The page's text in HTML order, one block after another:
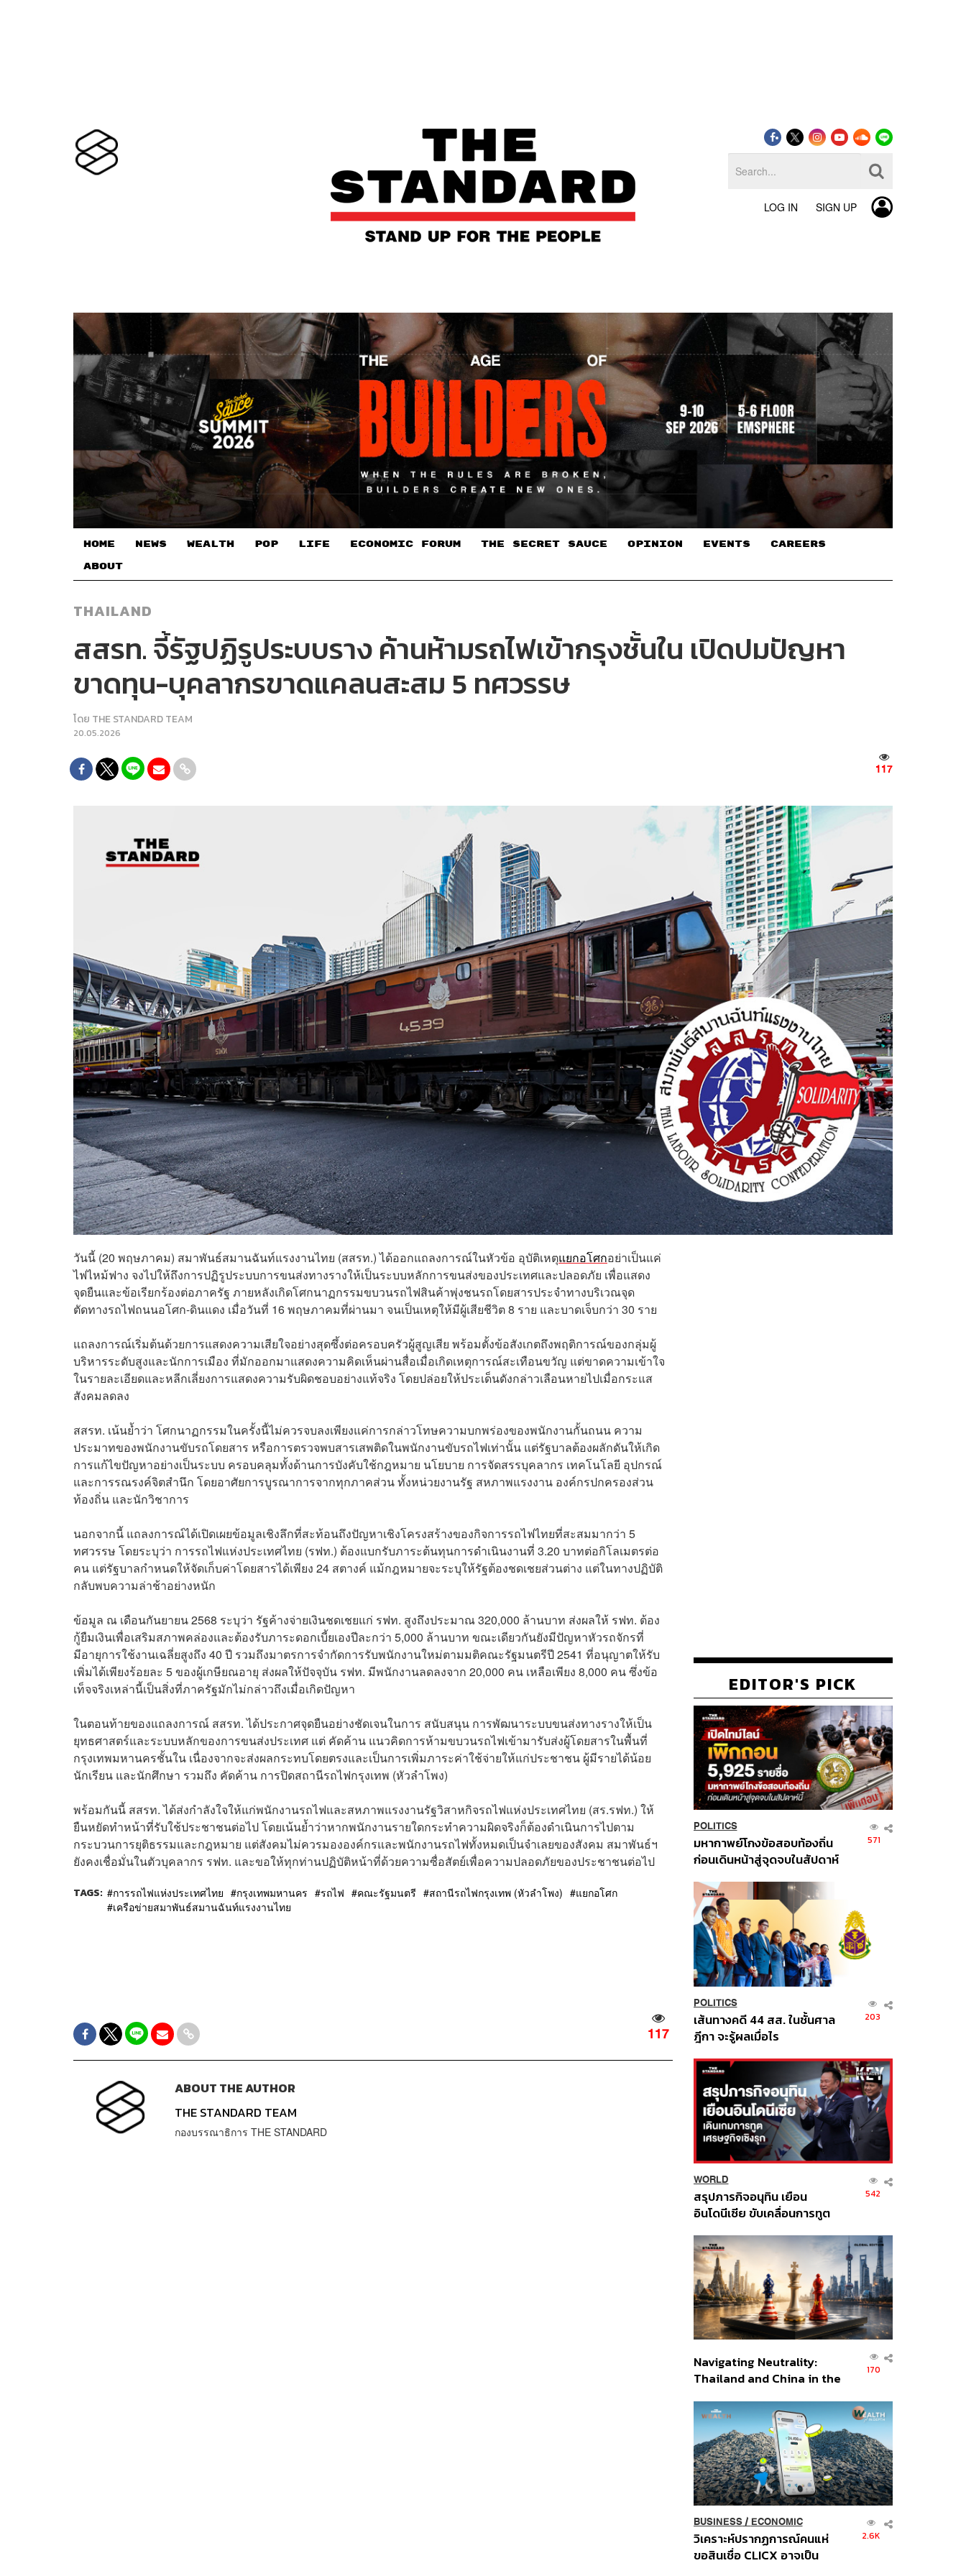
LOG IN SIGN UP
HOME NEWS WEALTH POP LIFE ECONOMIC FORUM THE SECRET SAUCE​ OPINION EVENTS CAREERS
ABOUT
THAILAND
สสรท. จี้รัฐปฏิรูประบบราง ค้านห้ามรถไฟเข้ากรุงชั้นใน เปิดปมปัญหา
ขาดทุน-บุคลากรขาดแคลนสะสม 5 ทศวรรษ
โดย THE STANDARD TEAM
20.05.2026
117
วันนี้ (20 พฤษภาคม) สมาพันธ์สมานฉันท์แรงงานไทย (สสรท.) ได้ออกแถลงการณ์ในหัวข้อ อุบัติเหตุแยกอโศกอย่าเป็นแค่
ไฟไหม้ฟาง จงไปให้ถึงการปฏิรูประบบการขนส่งทางรางให้เป็นระบบหลักการขนส่งของประเทศและปลอดภัย เพื่อแสดง
จุดยืนและข้อเรียกร้องต่อภาครัฐ ภายหลังเกิดโศกนาฏกรรมขบวนรถไฟสินค้าพุ่งชนรถโดยสารประจำทางบริเวณจุด
ตัดทางรถไฟถนนอโศก-ดินแดง เมื่อวันที่ 16 พฤษภาคมที่ผ่านมา จนเป็นเหตุให้มีผู้เสียชีวิต 8 ราย และบาดเจ็บกว่า 30 ราย
แถลงการณ์เริ่มต้นด้วยการแสดงความเสียใจอย่างสุดซึ้งต่อครอบครัวผู้สูญเสีย พร้อมตั้งข้อสังเกตถึงพฤติการณ์ของกลุ่มผู้
บริหารระดับสูงและนักการเมือง ที่มักออกมาแสดงความคิดเห็นผ่านสื่อเมื่อเกิดเหตุการณ์สะเทือนขวัญ แต่ขาดความเข้าใจ
ในรายละเอียดและหลีกเลี่ยงการแสดงความรับผิดชอบอย่างแท้จริง โดยปล่อยให้ประเด็นดังกล่าวเลือนหายไปเมื่อกระแส
สังคมลดลง
สสรท. เน้นย้ำว่า โศกนาฏกรรมในครั้งนี้ไม่ควรจบลงเพียงแค่การกล่าวโทษความบกพร่องของพนักงานกั้นถนน ความ
ประมาทของพนักงานขับรถโดยสาร หรือการตรวจพบสารเสพติดในพนักงานขับรถไฟเท่านั้น แต่รัฐบาลต้องผลักดันให้เกิด
การแก้ไขปัญหาอย่างเป็นระบบ ครอบคลุมทั้งด้านการบังคับใช้กฎหมาย นโยบาย การจัดสรรบุคลากร เทคโนโลยี อุปกรณ์
และการรณรงค์จิตสำนึก โดยอาศัยการบูรณาการจากทุกภาคส่วน ทั้งหน่วยงานรัฐ สหภาพแรงงาน องค์กรปกครองส่วน
ท้องถิ่น และนักวิชาการ
นอกจากนี้ แถลงการณ์ได้เปิดเผยข้อมูลเชิงลึกที่สะท้อนถึงปัญหาเชิงโครงสร้างของกิจการรถไฟไทยที่สะสมมากว่า 5
ทศวรรษ โดยระบุว่า การรถไฟแห่งประเทศไทย (รฟท.) ต้องแบกรับภาระต้นทุนการดำเนินงานที่ 3.20 บาทต่อกิโลเมตรต่อ
คน แต่รัฐบาลกำหนดให้จัดเก็บค่าโดยสารได้เพียง 24 สตางค์ แม้กฎหมายจะระบุให้รัฐต้องชดเชยส่วนต่าง แต่ในทางปฏิบัติ
กลับพบความล่าช้าอย่างหนัก
ข้อมูล ณ เดือนกันยายน 2568 ระบุว่า รัฐค้างจ่ายเงินชดเชยแก่ รฟท. สูงถึงประมาณ 320,000 ล้านบาท ส่งผลให้ รฟท. ต้อง
กู้ยืมเงินเพื่อเสริมสภาพคล่องและต้องรับภาระดอกเบี้ยเองปีละกว่า 5,000 ล้านบาท ขณะเดียวกันยังมีปัญหาหัวรถจักรที่
มีอายุการใช้งานเฉลี่ยสูงถึง 40 ปี รวมถึงมาตรการจำกัดการรับพนักงานใหม่ตามมติคณะรัฐมนตรีปี 2541 ที่อนุญาตให้รับ
เพิ่มได้เพียงร้อยละ 5 ของผู้เกษียณอายุ ส่งผลให้ปัจจุบัน รฟท. มีพนักงานลดลงจาก 20,000 คน เหลือเพียง 8,000 คน ซึ่งข้อ
เท็จจริงเหล่านี้เป็นสิ่งที่ภาครัฐมักไม่กล่าวถึงเมื่อเกิดปัญหา
ในตอนท้ายของแถลงการณ์ สสรท. ได้ประกาศจุดยืนอย่างชัดเจนในการ สนับสนุน การพัฒนาระบบขนส่งทางรางให้เป็น
ยุทธศาสตร์และระบบหลักของการขนส่งประเทศ แต่ คัดค้าน แนวคิดการห้ามขบวนรถไฟเข้ามารับส่งผู้โดยสารในพื้นที่
กรุงเทพมหานครชั้นใน เนื่องจากจะส่งผลกระทบโดยตรงและเป็นการเพิ่มภาระค่าใช้จ่ายให้แก่ประชาชน ผู้มีรายได้น้อย
นักเรียน และนักศึกษา รวมถึง คัดค้าน การปิดสถานีรถไฟกรุงเทพ (หัวลำโพง)
พร้อมกันนี้ สสรท. ได้ส่งกำลังใจให้แก่พนักงานรถไฟและสหภาพแรงงานรัฐวิสาหกิจรถไฟแห่งประเทศไทย (สร.รฟท.) ให้
ยืนหยัดทำหน้าที่รับใช้ประชาชนต่อไป โดยเน้นย้ำว่าหากพนักงานรายใดกระทำความผิดจริงก็ต้องดำเนินการไปตาม
กระบวนการยุติธรรมและกฎหมาย แต่สังคมไม่ควรมององค์กรและพนักงานรถไฟทั้งหมดเป็นจำเลยของสังคม สมาพันธ์ฯ
ยังคงเชื่อมั่นในตัวบุคลากร รฟท. และขอให้ทุกท่านปฏิบัติหน้าที่ด้วยความซื่อสัตย์เพื่อความปลอดภัยของประชาชนต่อไป
TAGS: การรถไฟแห่งประเทศไทย กรุงเทพมหานคร รถไฟ คณะรัฐมนตรี สถานีรถไฟกรุงเทพ (หัวลำโพง)
แยกอโศก
เครือข่ายสมาพันธ์สมานฉันท์แรงงานไทย
117
ABOUT THE AUTHOR
THE STANDARD TEAM
กองบรรณาธิการ THE STANDARD
EDITOR'S PICK
POLITICS
มหากาพย์โกงข้อสอบท้องถิ่น
ก่อนเดินหน้าสู่จุดจบในสัปดาห์
571
POLITICS
เส้นทางคดี 44 สส. ในชั้นศาล
ฎีกา จะรู้ผลเมื่อไร
203
WORLD
สรุปภารกิจอนุทิน เยือน
อินโดนีเซีย ขับเคลื่อนการทูต
ส่วนยุทธศาสตร์ไทย –
อินโดนีเซีย
542
Navigating Neutrality:
Thailand and China in the
Order
170
BUSINESS/ ECONOMIC
วิเคราะห์ปรากฏการณ์คนแห่
ขอสินเชื่อ CLICX อาจเป็น
2.6K